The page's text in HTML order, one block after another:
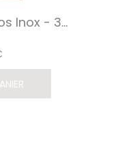
Inox - 3...